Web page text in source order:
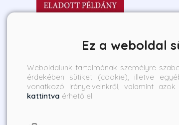
Salamon Pál
Borító ár: Online ár:
Ez a weboldal
Weboldalunk tartalmának személyre
érdekében sütiket (cookie), illetve
vonatkozó irányelveinkről, valamint
kattintva érhető el.